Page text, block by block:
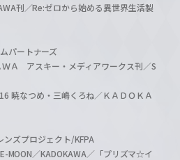
刊／Re:ゼロから始める異世界生活製
パートナーズ
Ａ アスキー・メディアワークス刊／S
暁なつめ・三嶋くろね／ＫＡＤＯＫＡ
ズプロジェクト/KFPA
MOON／KADOKAWA／「プリズマ☆イ